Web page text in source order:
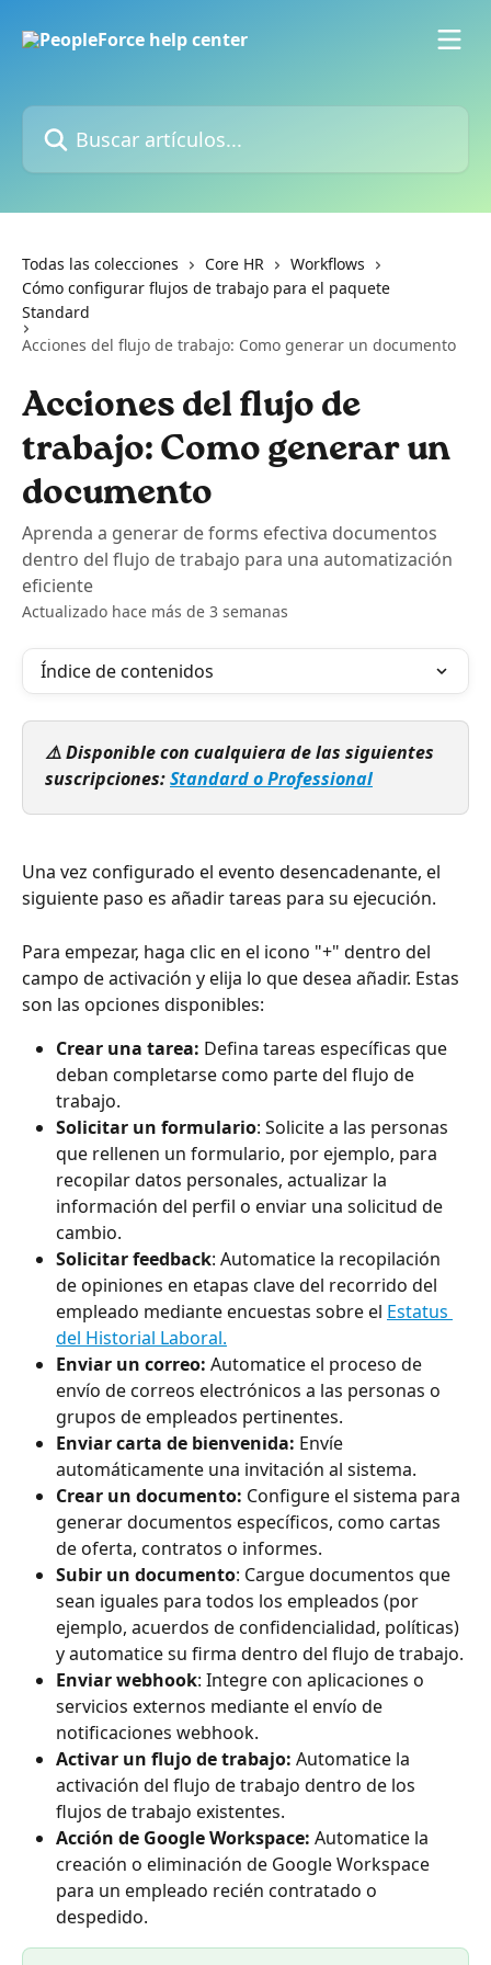
Buscar artículos...
Todas las colecciones Core HR
Workflows
Cómo configurar flujos de trabajo para el paquete
Standard
Acciones del flujo de trabajo: Como generar un documento
Acciones del flujo de
trabajo: Como generar un
documento
Aprenda a generar de forms efectiva documentos
dentro del flujo de trabajo para una automatización
eficiente
Actualizado hace más de 3 semanas
Índice de contenidos
⚠️ Disponible con cualquiera de las siguientes
suscripciones: Standard o Professional
Una vez configurado el evento desencadenante, el
siguiente paso es añadir tareas para su ejecución.
Para empezar, haga clic en el icono "+" dentro del
campo de activación y elija lo que desea añadir. Estas
son las opciones disponibles:
Crear una tarea: Defina tareas específicas que
deban completarse como parte del flujo de
trabajo.
Solicitar un formulario: Solicite a las personas
que rellenen un formulario, por ejemplo, para
recopilar datos personales, actualizar la
información del perfil o enviar una solicitud de
cambio.
Solicitar feedback: Automatice la recopilación
de opiniones en etapas clave del recorrido del
empleado mediante encuestas sobre el Estatus
del Historial Laboral.
Enviar un correo: Automatice el proceso de
envío de correos electrónicos a las personas o
grupos de empleados pertinentes.
Enviar carta de bienvenida: Envíe
automáticamente una invitación al sistema.
Crear un documento: Configure el sistema para
generar documentos específicos, como cartas
de oferta, contratos o informes.
Subir un documento: Cargue documentos que
sean iguales para todos los empleados (por
ejemplo, acuerdos de confidencialidad, políticas)
y automatice su firma dentro del flujo de trabajo.
Enviar webhook: Integre con aplicaciones o
servicios externos mediante el envío de
notificaciones webhook.
Activar un flujo de trabajo: Automatice la
activación del flujo de trabajo dentro de los
flujos de trabajo existentes.
Acción de Google Workspace: Automatice la
creación o eliminación de Google Workspace
para un empleado recién contratado o
despedido.